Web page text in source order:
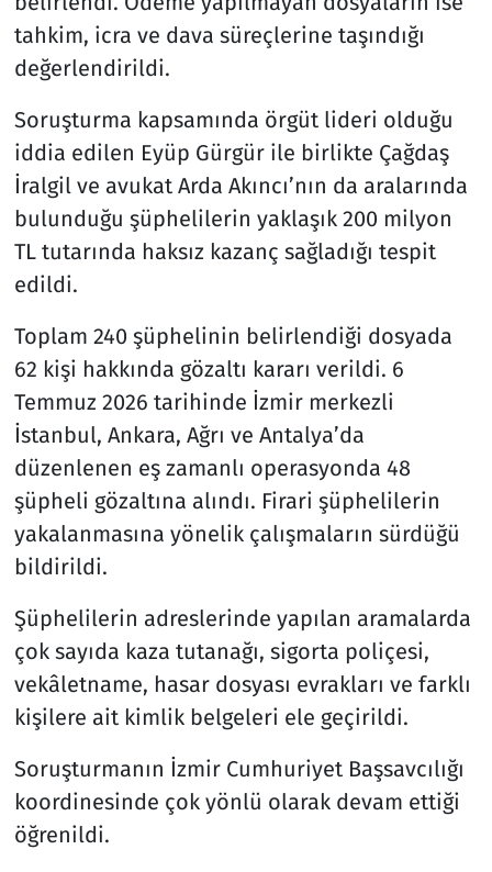
tahkim, icra ve dava süreçlerine taşındığı
değerlendirildi.
Soruşturma kapsamında örgüt lideri olduğu
iddia edilen Eyüp Gürgür ile birlikte Çağdaş
İralgil ve avukat Arda Akıncı’nın da aralarında
bulunduğu şüphelilerin yaklaşık 200 milyon
TL tutarında haksız kazanç sağladığı tespit
edildi.
Toplam 240 şüphelinin belirlendiği dosyada
62 kişi hakkında gözaltı kararı verildi. 6
Temmuz 2026 tarihinde İzmir merkezli
İstanbul, Ankara, Ağrı ve Antalya’da
düzenlenen eş zamanlı operasyonda 48
şüpheli gözaltına alındı. Firari şüphelilerin
yakalanmasına yönelik çalışmaların sürdüğü
bildirildi.
Şüphelilerin adreslerinde yapılan aramalarda
çok sayıda kaza tutanağı, sigorta poliçesi,
vekâletname, hasar dosyası evrakları ve farklı
kişilere ait kimlik belgeleri ele geçirildi.
Soruşturmanın İzmir Cumhuriyet Başsavcılığı
koordinesinde çok yönlü olarak devam ettiği
öğrenildi.